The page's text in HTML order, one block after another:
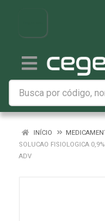
INÍCIO
SOLUCAO FISIOLOGICA
ADV